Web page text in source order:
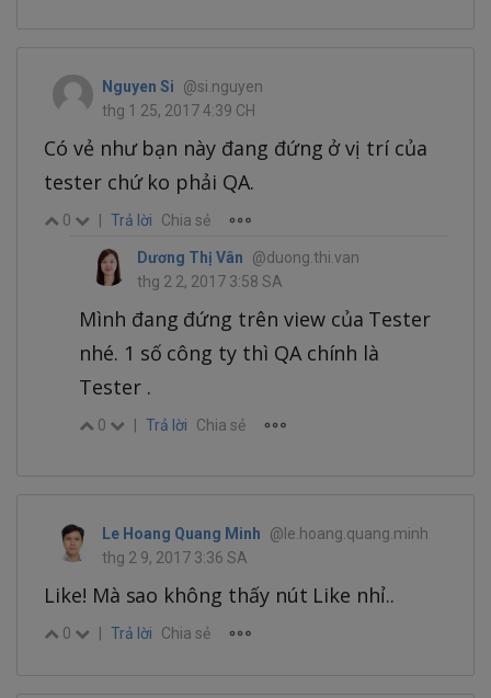
Nguyen Si
@si.nguyen
thg 1 25, 2017 4:39 CH
Có vẻ như bạn này đang đứng ở vị trí của
tester chứ ko phải QA.
0 Trả lời Chia sẻ
Dương Thị Vân
@duong.thi.van
thg 2 2, 2017 3:58 SA
Mình đang đứng trên view của Tester
nhé. 1 số công ty thì QA chính là
Tester .
0 Trả lời Chia sẻ
Le Hoang Quang Minh
@le.hoang.quang.minh
thg 2 9, 2017 3:36 SA
Like! Mà sao không thấy nút Like nhỉ..
0 Trả lời Chia sẻ